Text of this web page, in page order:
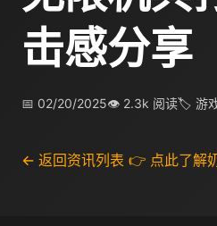
击感分享
📅 02/20/2025👁 2.3k 阅读🏷 游
← 返回资讯列表 👉 点此了解